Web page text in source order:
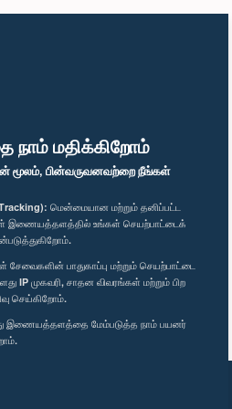
மதிக்கிறோம்
மூலம், பின்வருவனவற்றை நீங்கள்
மென்மையான மற்றும் தனிப்பட்ட
இணையத்தளத்தில் உங்கள் செயற்பாட்டைக்
சேவைகளின் பாதுகாப்பு மற்றும் செயற்பாட்டை
IP முகவரி, சாதன விவரங்கள் மற்றும் பிற
செய்கிறோம்.
இணையத்தளத்தை மேம்படுத்த நாம் பயனர்